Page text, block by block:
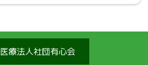
医療法人社団有心会